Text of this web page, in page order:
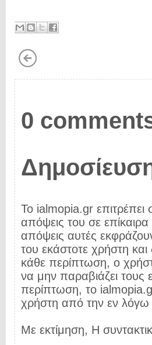
0
Το ialmopia.gr επιτρέπει
απόψεις του σε
απόψεις αυτές
του εκάστοτε χρήστη
κάθε περίπτωση, ο
να μην παραβιάζει τους
περίπτωση, το
χρήστη από την εν λόγω
Με εκτίμηση, Η